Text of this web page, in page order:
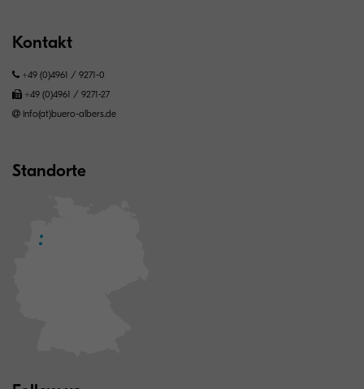
Kontakt
+49 (0)4961 / 9271-0
+49 (0)4961 / 9271-27
info(at)buero-albers.de
Standorte